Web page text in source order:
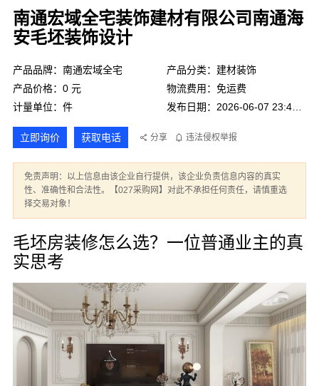
南通宏域全宅装饰建材有限公司南通海
安毛坯装饰设计
产品品牌：南通宏域全宅
产品分类：建材装饰
产品价格：0 元
物流费用：免运费
计量单位：件
立即询价 获取电话 分享 违法侵权举报
免责声明：以上信息由该企业自行提供，该企业负责信息内容的真实
性、准确性和合法性。【027采购网】对此不承担任何责任，请慎重选
择交易对象！
毛坯房装修怎么选？一位普通业主的真
实思考